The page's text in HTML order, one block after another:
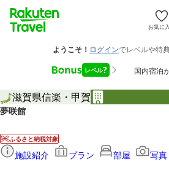
お気に
滋賀県信楽・甲賀
夢咲館
ふるさと納税対象
施設紹介 プラン 部屋 写真